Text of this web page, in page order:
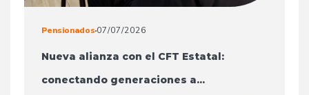
Pensionados 07/07/2026
Nueva alianza con el CFT Estatal:
conectando generaciones a...